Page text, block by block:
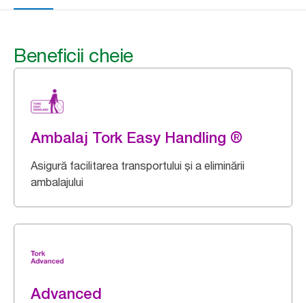
Beneficii cheie
Ambalaj Tork Easy Handling ®
Asigură facilitarea transportului și a eliminării
ambalajului
Advanced